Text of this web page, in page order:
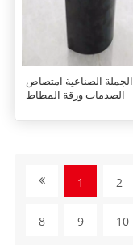
الجملة الصناعية امتصاص
الصدمات ورقة المطاط
1 2
8 9 10